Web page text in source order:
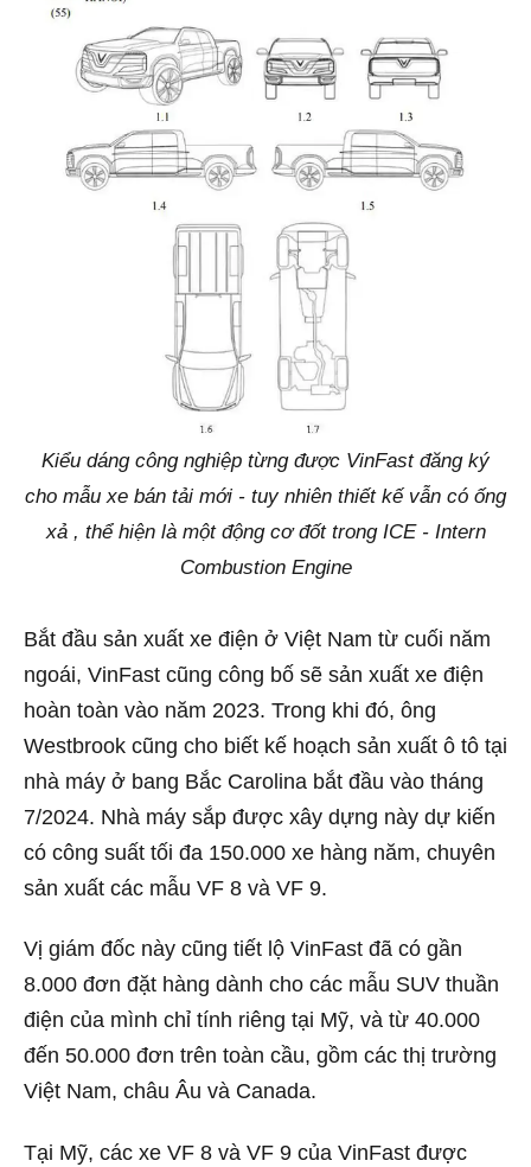
Kiểu dáng công nghiệp từng được VinFast đăng ký
cho mẫu xe bán tải mới - tuy nhiên thiết kế vẫn có ống
xả , thể hiện là một động cơ đốt trong ICE - Intern
Combustion Engine
Bắt đầu sản xuất xe điện ở Việt Nam từ cuối năm
ngoái, VinFast cũng công bố sẽ sản xuất xe điện
hoàn toàn vào năm 2023. Trong khi đó, ông
Westbrook cũng cho biết kế hoạch sản xuất ô tô tại
nhà máy ở bang Bắc Carolina bắt đầu vào tháng
7/2024. Nhà máy sắp được xây dựng này dự kiến
có công suất tối đa 150.000 xe hàng năm, chuyên
sản xuất các mẫu VF 8 và VF 9.
Vị giám đốc này cũng tiết lộ VinFast đã có gần
8.000 đơn đặt hàng dành cho các mẫu SUV thuần
điện của mình chỉ tính riêng tại Mỹ, và từ 40.000
đến 50.000 đơn trên toàn cầu, gồm các thị trường
Việt Nam, châu Âu và Canada.
Tại Mỹ, các xe VF 8 và VF 9 của VinFast được